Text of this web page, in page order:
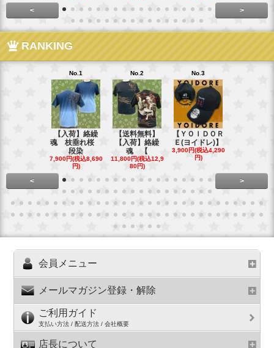
< >
RANKING
No.1
【入荷】絡繰
魂 枝垂れ桜
段染
7,900円(税込8,690
円)
No.2
【送料無料】
【入荷】絡繰
魂 【
11,800円(税込12,9
80円)
No.3
【ＹＯＩＤＯＲ
Ｅ(ヨイドレ)】
3,900円(税込4,290
円)
< >
会員メニュー
メールマガジン登録・解除
ご利用ガイド
支払い方法 / 配送方法 / 会社概要
店長について